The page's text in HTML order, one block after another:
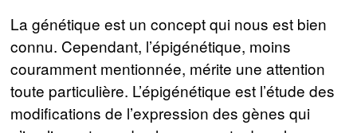
La génétique est un concept qui nous est bien
connu. Cependant, l’épigénétique, moins
couramment mentionnée, mérite une attention
toute particulière. L’épigénétique est l’étude des
modifications de l’expression des gènes qui